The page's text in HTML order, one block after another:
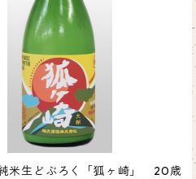
米生どぶろく「狐ヶ崎」 20歳